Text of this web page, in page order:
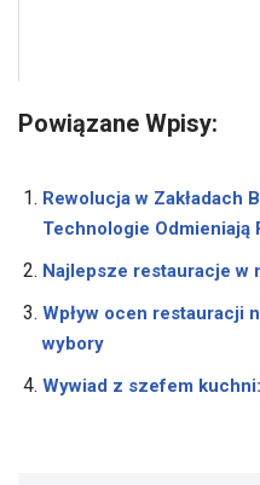
Powiązane Wpisy:
Rewolucja w Zakładach
Technologie Odmieniają
Najlepsze restauracje w
Wpływ ocen restauracji
wybory
Wywiad z szefem